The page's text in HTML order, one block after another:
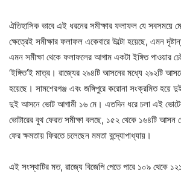
ঐতিহাসিক ভাবে এই ধরনের সমীক্ষার ফলাফল যে সবসময়ে
ক্ষেত্রেই সমীক্ষার ফলাফল একেবারে উল্টো হয়েছে, এমন
এমন সমীক্ষা থেকে ফলাফলের আগাম একটা ইঙ্গিত পাওয়ার
‘ইঙ্গিত’ই মাত্র। রাজ্যের ২৯৪টি আসনের মধ্যে ২৯২টি
হয়েছে। সামশেরগঞ্জ এবং জঙ্গিপুরে করোনা সংক্রমিত হয়ে
দুই আসনে ভোট আগামী ১৬ মে। এতদিন ধরে চলা এই
ভোটারের বুথ ফেরত সমীক্ষা বলছে, ১৫২ থেকে ১৬৪টি আসন
ফের ক্ষমতায় ফিরতে চলেছেন মমতা বন্দ্যোপাধ্যায়।
এই সংস্থাটির মত, রাজ্যে বিজেপি পেতে পারে ১০৯ থেকে